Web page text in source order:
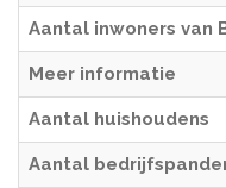
Aantal inwoners van
Meer informatie
Aantal huishoudens
Aantal